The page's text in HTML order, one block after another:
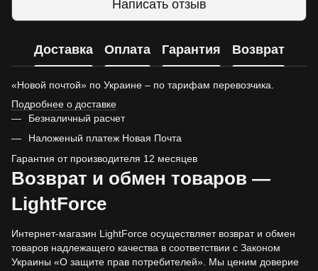
Написать отзыв
Доставка Оплата Гарантия Возврат
«Новой почтой» по Украине – по тарифам перевозчика.
Подробнее о доставке
Безналичный расчет
Наложеный платеж Новая Почта
Гарантия от производителя 12 месяцев
Возврат и обмен товаров —
LightForce
Интернет-магазин LightForce осуществляет возврат и обмен
товаров надлежащего качества в соответствии с Законом
Украины «О защите прав потребителей». Мы ценим доверие